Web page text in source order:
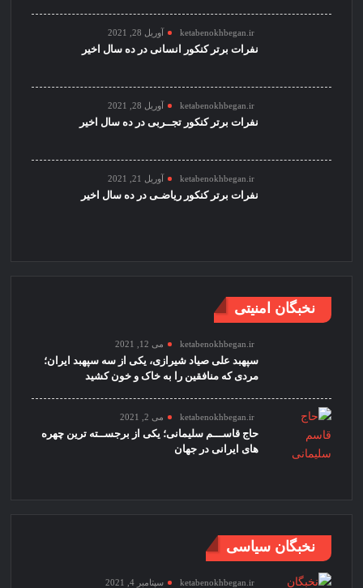
ketabenokhbegan.ir آوریل 28, 2021
نفرات برتر کنکور انسانی در ده سال اخیر
ketabenokhbegan.ir آوریل 28, 2021
نفرات برتر کنکور تجــربی در ده سال اخیر
ketabenokhbegan.ir آوریل 21, 2021
نفرات برتر کنکور ریاضـی در ده سال اخیر
نخبگان امنیتی
ketabenokhbegan.ir می 12, 2021
سپهبد علی صیاد شیرازی، یکی از سه سپهبد ایران؛
مردی که منافقین را به خاک و خون کشید
ketabenokhbegan.ir می 2, 2021
حاج قاســـم سلیمانی؛ یکی از برجســته ترین چهره
های ایرانی در جهان
نخبگان سیاسی
ketabenokhbegan.ir سپتامبر 4, 2021